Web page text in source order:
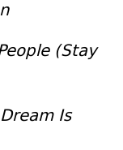
(Stay
Is